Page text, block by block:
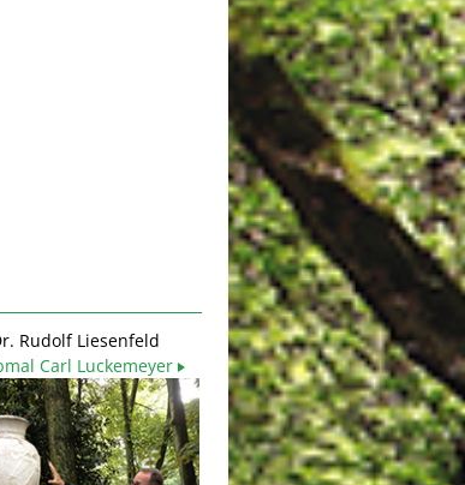
Rudolf Liesenfeld
Carl Luckemeyer